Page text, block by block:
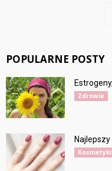
POPULARNE POSTY
Zdrowie
Kosmetyki